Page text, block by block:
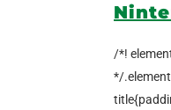
/*!
*/